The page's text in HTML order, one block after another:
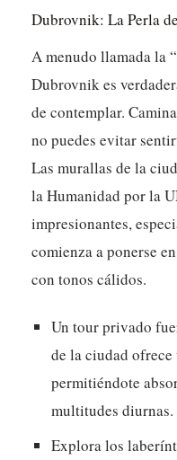
Dubrovnik: La Perla
A menudo llamada la
Dubrovnik es
de contemplar.
no puedes evitar
Las murallas de la
la Humanidad por la
impresionantes,
comienza a ponerse
con tonos cálidos.
Un tour privado
de la ciudad
permitiéndote
multitudes diurnas.
Explora los